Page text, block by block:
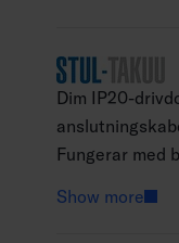
Dim IP20-
Fungerar med
användas
Show more